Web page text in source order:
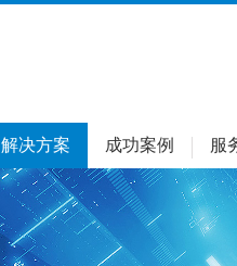
解决方案 成功案例 服